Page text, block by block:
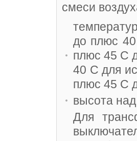
смеси
до плюс
плюс 45 C
40 C для
плюс 45 С
высота
Для